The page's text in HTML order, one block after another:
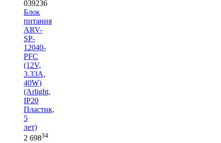
039236
Блок
питания
ARV-
SP-
12040-
PFC
(12V,
3.33A,
40W)
(Arlight,
IP20
Пластик,
5
лет)
2 69834